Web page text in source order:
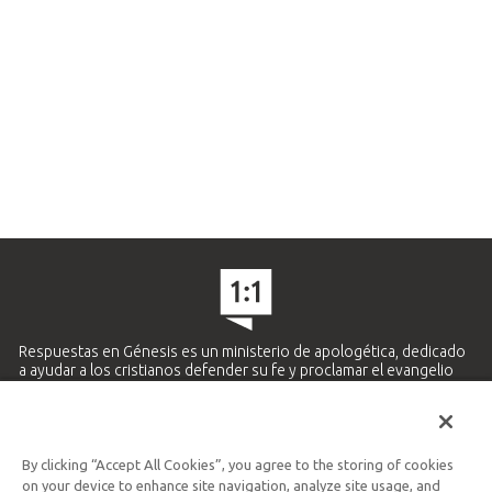
Respuestas en Génesis es un ministerio de apologética, dedicado
a ayudar a los cristianos defender su fe y proclamar el evangelio
Ministerio Hispano y Latinoamericano
By clicking “Accept All Cookies”, you agree to the storing of cookies
on your device to enhance site navigation, analyze site usage, and